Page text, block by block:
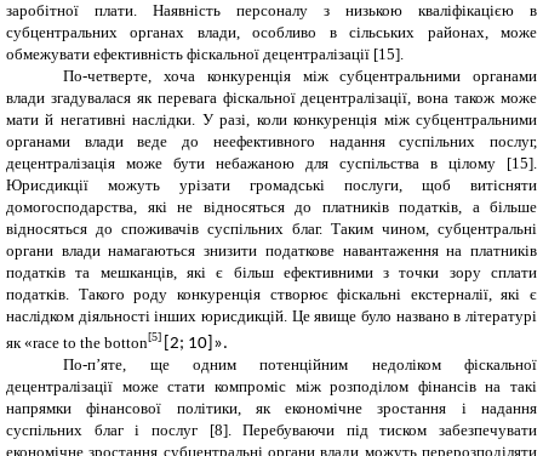
заробітної плати. Наявність персоналу з низькою кваліфікацією в
субцентральних органах влади, особливо в сільських районах, може
обмежувати ефективність фіскальної децентралізації [15].
По-четверте, хоча конкуренція між субцентральними органами
влади згадувалася як перевага фіскальної децентралізації, вона також може
мати й негативні наслідки. У разі, коли конкуренція між субцентральними
органами влади веде до неефективного надання суспільних послуг,
децентралізація може бути небажаною для суспільства в цілому [15].
Юрисдикції можуть урізати громадські послуги, щоб витісняти
домогосподарства, які не відносяться до платників податків, а більше
відносяться до споживачів суспільних благ. Таким чином, субцентральні
органи влади намагаються знизити податкове навантаження на платників
податків та мешканців, які є більш ефективними з точки зору сплати
податків. Такого роду конкуренція створює фіскальні екстерналії, які є
наслідком діяльності інших юрисдикцій. Це явище було названо в літературі
як «race to the botton[5]
[2; 10]».
По-п’яте, ще одним потенційним недоліком фіскальної
децентралізації може стати компроміс між розподілом фінансів на такі
напрямки фінансової політики, як економічне зростання і надання
суспільних благ і послуг [8]. Перебуваючи під тиском забезпечувати
економічне зростання субцентральні органи влади можуть перерозподіляти